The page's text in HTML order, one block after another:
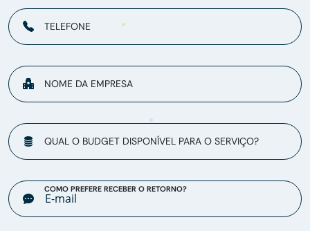
TELEFONE
NOME DA EMPRESA
QUAL O BUDGET DISPONÍVEL PARA O SERVIÇO?
COMO PREFERE RECEBER O RETORNO?